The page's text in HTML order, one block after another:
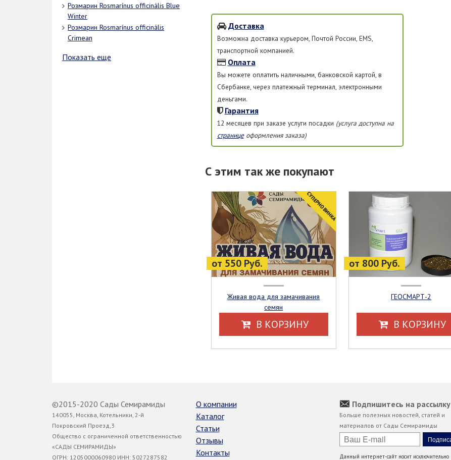
Розмарин Rosmarínus officinális Blue
Winter
Розмарин Rosmarínus officinális
Crimean
Показать еще
Доставка
Возможна доставка курьером, Почтой России, EMS,
транспортной компанией.
Оплата
Вы можете оплатить наличными, банковской картой, в
Сбербанке, через платежный терминал, электронными
деньгами.
Гарантия
12 месяцев при заказе услуги посадки (услуга доступна на
страницеоформления заказа)
С этим так же покупают
от 550 Руб.
CУПЕРНОВИНКА
Живая вода для замачивания
семян
В КОРЗИНУ
от 800 Руб.
ГЕОСМАРТ-2
В КОРЗИНУ
©2015-2020 Сады Семирамиды
140055, Москва, Котельники, 2-й
Покровский Проезд,3
Общество с ограниченной ответственностью
«САДЫ СЕМИРАМИДЫ»
ОГРН: 1205000060980 ИНН: 5027287582
О компании
Каталог
Статьи
Отзывы
Контакты
Подпишитесь на рассылку
Больше полезных новостей, статей и
материалов от Сады Семирамиды
Данный интернет-сайт носит исключительно